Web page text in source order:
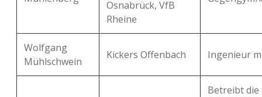
Osnabrück, VfB
Rheine
Wolfgang
Mühlschwein
Kickers Offenbach Ingenieur
Betreibt die